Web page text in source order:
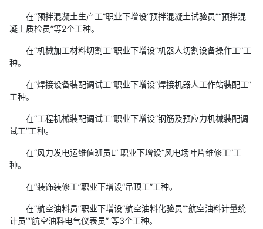
在“预拌混凝土生产工”职业下增设“预拌混凝土试验员”“预拌混
凝土质检员”等2个工种。
在“机械加工材料切割工”职业下增设“机器人切割设备操作工”工
种。
在“焊接设备装配调试工”职业下增设“焊接机器人工作站装配工”
工种。
在“工程机械装配调试工”职业下增设“钢筋及预应力机械装配调
试工”工种。
在“风力发电运维值班员L” 职业下增设“风电场叶片维修工”工
种。
在“装饰装修工”职业下增设“吊顶工”工种。
在“航空油料员”职业下增设“航空油料化验员”“航空油料计量统
计员”“航空油料电气仪表员” 等3个工种。